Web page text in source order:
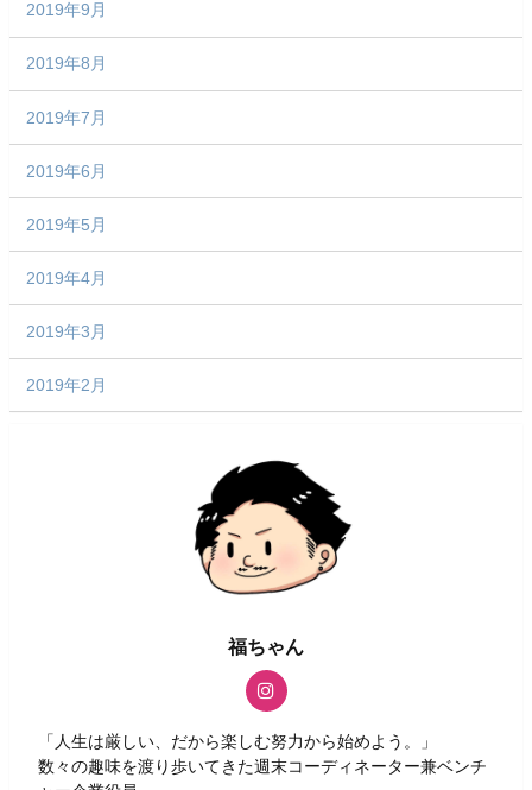
2019年9月
2019年8月
2019年7月
2019年6月
2019年5月
2019年4月
2019年3月
2019年2月
福ちゃん
「人生は厳しい、だから楽しむ努力から始めよう。」
数々の趣味を渡り歩いてきた週末コーディネーター兼ベンチ